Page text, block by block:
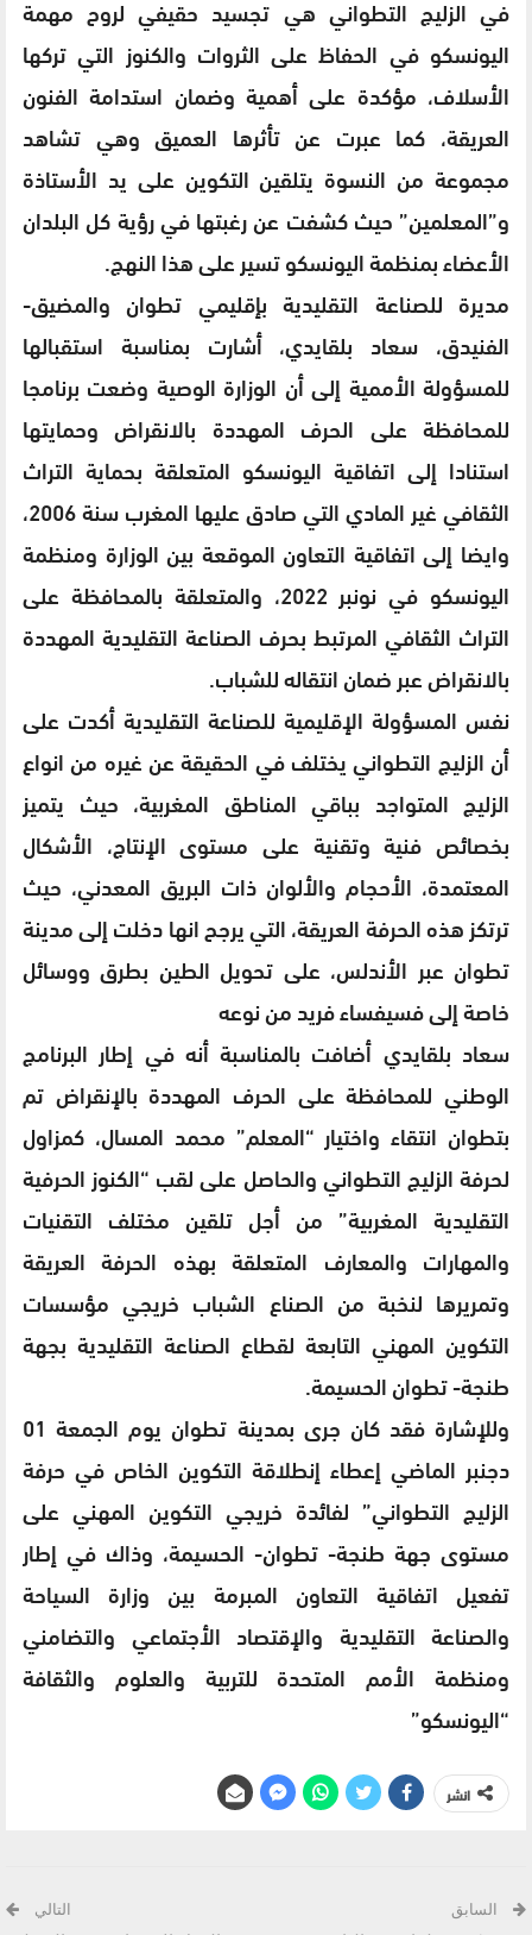
في الزليج التطواني هي تجسيد حقيفي لروح مهمة
اليونسكو في الحفاظ على الثروات والكنوز التي تركها
الأسلاف، مؤكدة على أهمية وضمان استدامة الفنون
العريقة، كما عبرت عن تأثرها العميق وهي تشاهد
مجموعة من النسوة يتلقين التكوين على يد الأستاذة
و”المعلمين” حيث كشفت عن رغبتها في رؤية كل البلدان
الأعضاء بمنظمة اليونسكو تسير على هذا النهج.
مديرة للصناعة التقليدية بإقليمي تطوان والمضيق-
الفنيدق، سعاد بلقايدي، أشارت بمناسبة استقبالها
للمسؤولة الأممية إلى أن الوزارة الوصية وضعت برنامجا
للمحافظة على الحرف المهددة بالانقراض وحمايتها
استنادا إلى اتفاقية اليونسكو المتعلقة بحماية التراث
الثقافي غير المادي التي صادق عليها المغرب سنة 2006،
وايضا إلى اتفاقية التعاون الموقعة بين الوزارة ومنظمة
اليونسكو في نونبر 2022، والمتعلقة بالمحافظة على
التراث الثقافي المرتبط بحرف الصناعة التقليدية المهددة
بالانقراض عبر ضمان انتقاله للشباب.
نفس المسؤولة الإقليمية للصناعة التقليدية أكدت على
أن الزليج التطواني يختلف في الحقيقة عن غيره من انواع
الزليج المتواجد بباقي المناطق المغربية، حيث يتميز
بخصائص فنية وتقنية على مستوى الإنتاج، الأشكال
المعتمدة، الأحجام والألوان ذات البريق المعدني، حيث
ترتكز هذه الحرفة العريقة، التي يرجح انها دخلت إلى مدينة
تطوان عبر الأندلس، على تحويل الطين بطرق ووسائل
خاصة إلى فسيفساء فريد من نوعه
سعاد بلقايدي أضافت بالمناسبة أنه في إطار البرنامج
الوطني للمحافظة على الحرف المهددة بالإنقراض تم
بتطوان انتقاء واختيار “المعلم” محمد المسال، كمزاول
لحرفة الزليج التطواني والحاصل على لقب “الكنوز الحرفية
التقليدية المغربية” من أجل تلقين مختلف التقنيات
والمهارات والمعارف المتعلقة بهذه الحرفة العريقة
وتمريرها لنخبة من الصناع الشباب خريجي مؤسسات
التكوين المهني التابعة لقطاع الصناعة التقليدية بجهة
طنجة- تطوان الحسيمة.
وللإشارة فقد كان جرى بمدينة تطوان يوم الجمعة 01
دجنبر الماضي إعطاء إنطلاقة التكوين الخاص في حرفة
الزليج التطواني” لفائدة خريجي التكوين المهني على
مستوى جهة طنجة- تطوان- الحسيمة، وذاك في إطار
تفعيل اتفاقية التعاون المبرمة بين وزارة السياحة
والصناعة التقليدية والإقتصاد الأجتماعي والتضامني
ومنظمة الأمم المتحدة للتربية والعلوم والثقافة
“اليونسكو”
انشر
السابق التالي